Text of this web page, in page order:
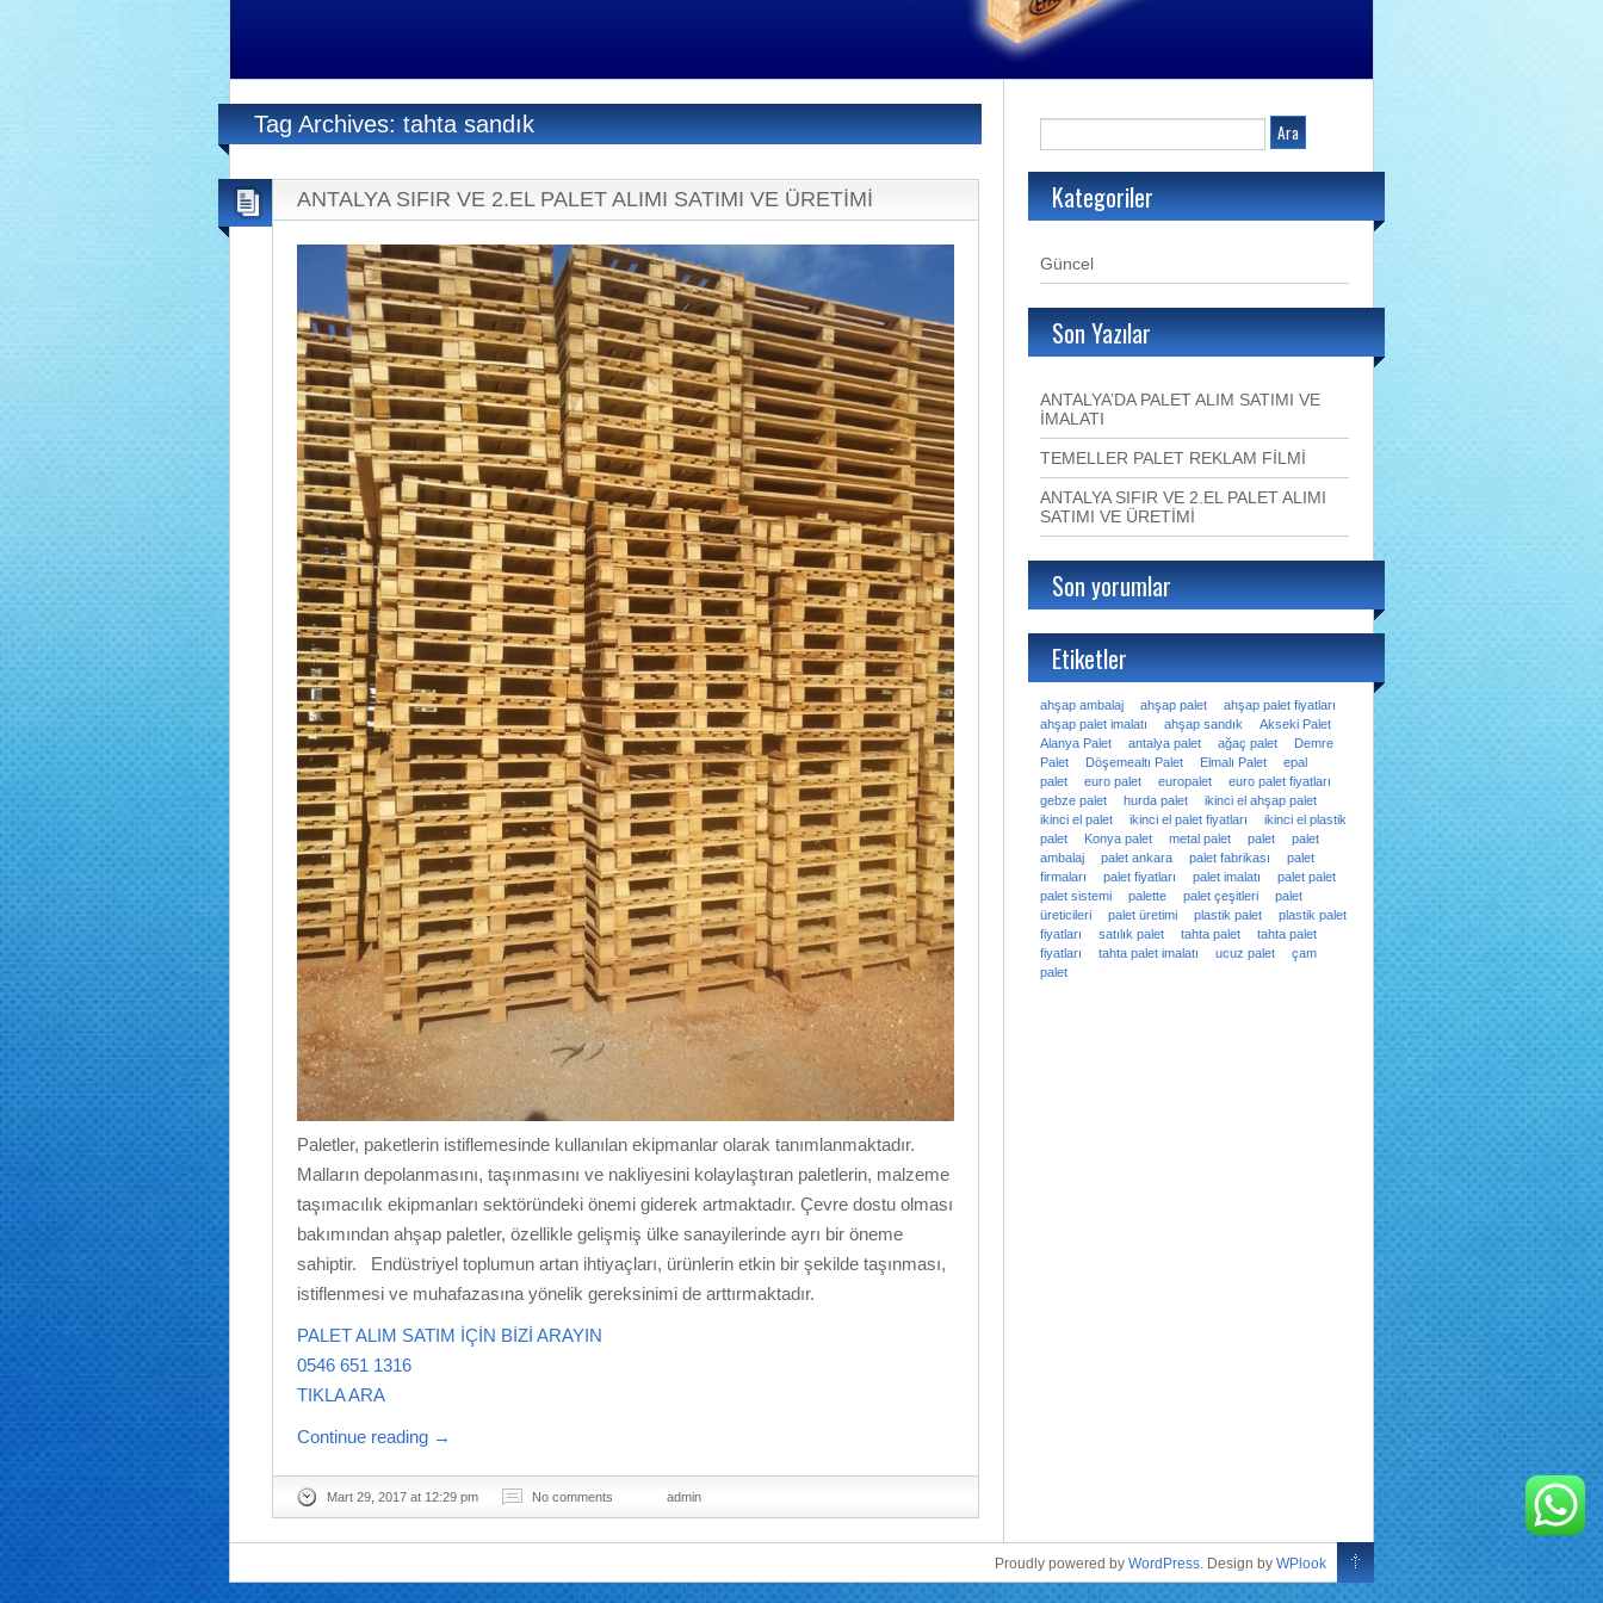
Tag Archives: tahta sandık
ANTALYA SIFIR VE 2.EL PALET ALIMI SATIMI VE ÜRETİMİ
Paletler, paketlerin istiflemesinde kullanılan ekipmanlar olarak tanımlanmaktadır.
Malların depolanmasını, taşınmasını ve nakliyesini kolaylaştıran paletlerin, malzeme
taşımacılık ekipmanları sektöründeki önemi giderek artmaktadır. Çevre dostu olması
bakımından ahşap paletler, özellikle gelişmiş ülke sanayilerinde ayrı bir öneme
sahiptir. Endüstriyel toplumun artan ihtiyaçları, ürünlerin etkin bir şekilde taşınması,
istiflenmesi ve muhafazasına yönelik gereksinimi de arttırmaktadır.
PALET ALIM SATIM İÇİN BİZİ ARAYIN
0546 651 1316
TIKLA ARA
Continue reading →
Mart 29, 2017 at 12:29 pm No comments admin
Kategoriler
Güncel
Son Yazılar
ANTALYA’DA PALET ALIM SATIMI VE
İMALATI
TEMELLER PALET REKLAM FİLMİ
ANTALYA SIFIR VE 2.EL PALET ALIMI
SATIMI VE ÜRETİMİ
Son yorumlar
Etiketler
ahşap ambalaj ahşap palet
ahşap palet fiyatları
ahşap palet imalatı
ahşap sandık
Akseki Palet
Alanya Palet
antalya palet ağaç palet
Demre
Palet
Döşemealtı Palet Elmalı Palet
epal
palet
euro palet europalet
euro palet fiyatları
gebze palet
hurda palet
ikinci el ahşap palet
ikinci el palet
ikinci el palet fiyatları
ikinci el plastik
palet
Konya palet metal palet palet
palet
ambalaj
palet ankara palet fabrikası
palet
firmaları
palet fiyatları palet imalatı
palet palet
palet sistemi
palette palet çeşitleri
palet
üreticileri
palet üretimi plastik palet
plastik palet
fiyatları
satılık palet tahta palet
tahta palet
fiyatları
tahta palet imalatı ucuz palet
çam
palet
Proudly powered by WordPress . Design by WPlook